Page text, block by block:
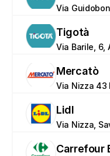
Via
Tigotà
Via Barile, 6,
Mercatò
Via Nizza 43
Lidl
Via Nizza,
Carrefour